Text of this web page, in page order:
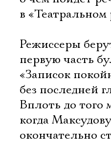
в «Театральном
Режиссеры
первую часть
«Записок
без последней
Вплоть до того
когда Максудову
окончательно